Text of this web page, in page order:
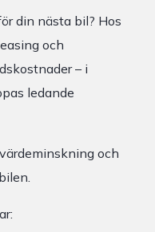
din nästa bil? Hos
och
– i
ledande
och